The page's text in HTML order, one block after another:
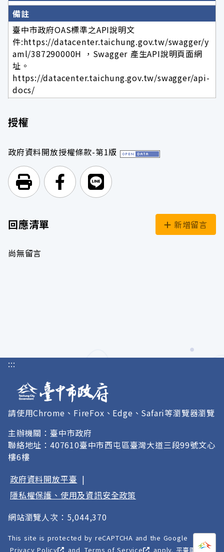
備註
臺中市政府OAS標準之API說明文
件:https://datacenter.taichung.gov.tw/swagger/y
aml/387290000H ，Swagger 產生API說明頁面網
址。
https://datacenter.taichung.gov.tw/swagger/api-
docs/
授權
政府資料開放授權條款-第1版
列印頁面前往Facebook
前往Line
回應清單 新增留言
尚無留言
打開
:::
請使用Chrome、FireFox、Edge、Safari等瀏覽器瀏覽
主辦機關：臺中市政府
聯絡地址：407610臺中市西屯區臺灣大道三段99號文心
樓6樓
政府資料開放平臺 |
隱私權保護、使用及資訊安全政策
網站瀏覽人次：5,044,370
This site is protected by reCAPTCHA and the Google
Privacy Policy
and Terms of Service apply. 平臺圖像以